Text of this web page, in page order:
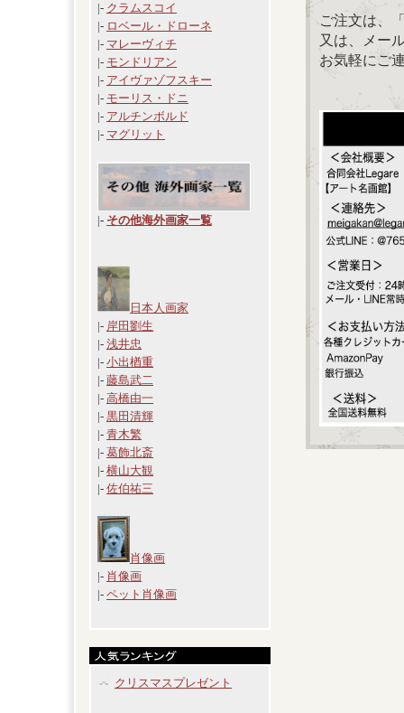
|- クラムスコイ
|- ロベール・ドローネ
|- マレーヴィチ
|- モンドリアン
|- アイヴァゾフスキー
|- モーリス・ドニ
|- アルチンボルド
|- マグリット
|- その他海外画家一覧
日本人画家
|- 岸田劉生
|- 浅井忠
|- 小出楢重
|- 藤島武二
|- 高橋由一
|- 黒田清輝
|- 青木繁
|- 葛飾北斎
|- 横山大観
|- 佐伯祐三
肖像画
|- 肖像画
|- ペット肖像画
クリスマスプレゼント
ご注文は、
又は、メー
お気軽にご